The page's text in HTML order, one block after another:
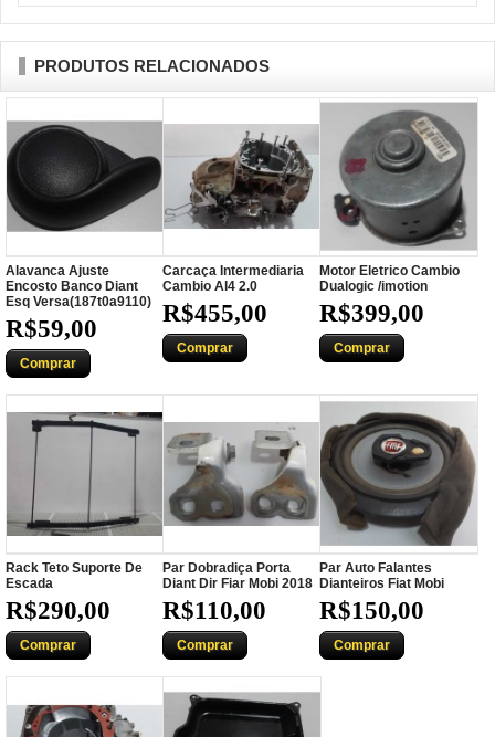
PRODUTOS RELACIONADOS
Alavanca Ajuste
Encosto Banco Diant
Esq Versa(187t0a9110)
R$59,00
Comprar
Carcaça Intermediaria
Cambio Al4 2.0
R$455,00
Comprar
Motor Eletrico Cambio
Dualogic /imotion
R$399,00
Comprar
Rack Teto Suporte De
Escada
R$290,00
Comprar
Par Dobradiça Porta
Diant Dir Fiar Mobi 2018
R$110,00
Comprar
Par Auto Falantes
Dianteiros Fiat Mobi
R$150,00
Comprar